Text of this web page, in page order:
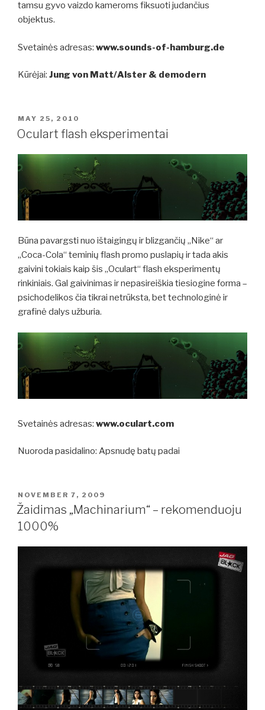
tamsu gyvo vaizdo kameroms fiksuoti judančius
objektus.
Svetainės adresas: www.sounds-of-hamburg.de
Kūrėjai: Jung von Matt/Alster & demodern
POSTED
ON
MAY 25, 2010
Oculart flash eksperimentai
Būna pavargsti nuo ištaigingų ir blizgančių „Nike“ ar
„Coca-Cola“ teminių flash promo puslapių ir tada akis
gaivini tokiais kaip šis „Oculart“ flash eksperimentų
rinkiniais. Gal gaivinimas ir nepasireiškia tiesiogine forma –
psichodelikos čia tikrai netrūksta, bet technologinė ir
grafinė dalys užburia.
Svetainės adresas: www.oculart.com
Nuoroda pasidalino: Apsnudę batų padai
POSTED
ON
NOVEMBER 7, 2009
Žaidimas „Machinarium“ – rekomenduoju
1000%